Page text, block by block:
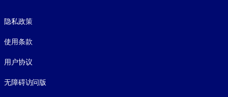
隐私政策
使用条款
用户协议
无障碍访问版